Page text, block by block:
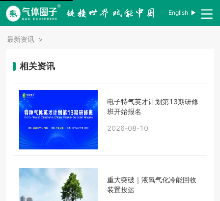
English
最新资讯 >
相关资讯
电子特气英才计划第13期研修
班开始报名
2026-08-10
重大突破｜液氧气化冷能回收
装置投运